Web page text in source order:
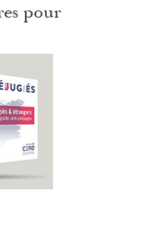
pour